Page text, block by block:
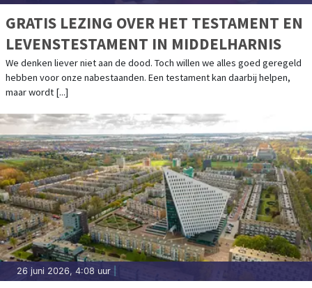
GRATIS LEZING OVER HET TESTAMENT EN
LEVENSTESTAMENT IN MIDDELHARNIS
We denken liever niet aan de dood. Toch willen we alles goed geregeld
hebben voor onze nabestaanden. Een testament kan daarbij helpen,
maar wordt [...]
26 juni 2026, 4:08 uur